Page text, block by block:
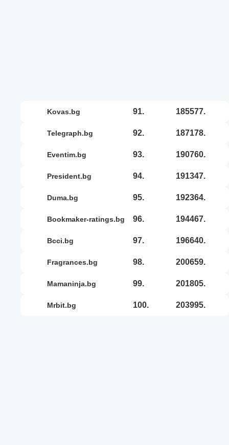
kovas.bg 91. 185577.
telegraph.bg 92. 187178.
eventim.bg 93. 190760.
president.bg 94. 191347.
duma.bg 95. 192364.
bookmaker-ratings.bg 96. 194467.
bcci.bg 97. 196640.
fragrances.bg 98. 200659.
mamaninja.bg 99. 201805.
mrbit.bg 100. 203995.